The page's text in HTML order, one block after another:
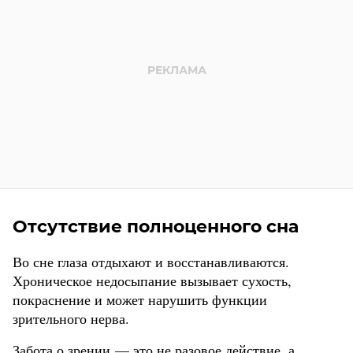
Отсутствие полноценного сна
Во сне глаза отдыхают и восстанавливаются.
Хроническое недосыпание вызывает сухость,
покраснение и может нарушить функции
зрительного нерва.